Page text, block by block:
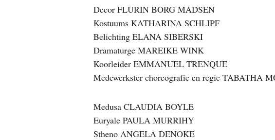
Decor FLURIN BORG MADSEN
Kostuums KATHARINA SCHLIPF
Belichting ELANA SIBERSKI
Dramaturge MAREIKE WINK
Koorleider EMMANUEL TRENQUE
Medewerkster choreografie en regie TABATHA
Medusa CLAUDIA BOYLE
Euryale PAULA MURRIHY
Stheno ANGELA DENOKE